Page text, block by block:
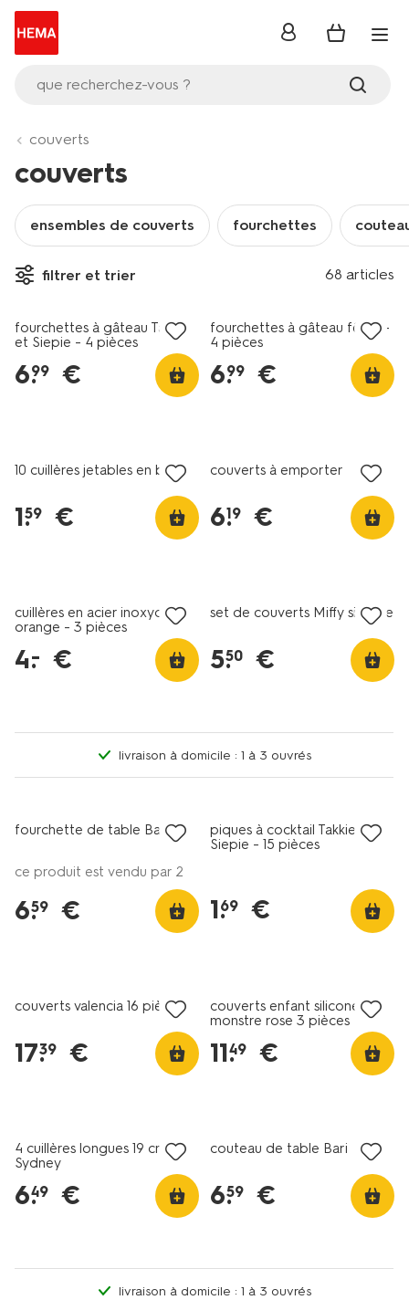
que recherchez-vous ?
se
couverts
couverts
ensembles de couverts fourchettes
filtrer et trier 68 articles
2+1 gratuit
fourchettes à gâteau Takkie
et Siepie - 4 pièces
6.
99 €
fourchettes à gâteau fêtes -
4 pièces
6.
99 €
10 cuillères jetables en bois
1.
59 €
couverts à emporter
6.
19 €
cuillères en acier inoxydable
orange - 3 pièces
4.
– €
set de couverts Miffy silicone
5.
50 €
livraison à domicile : 1 à 3 ouvrés
fourchette de table Bari
ce produit est vendu par 2
6.
59 €
piques à cocktail Takkie et
Siepie - 15 pièces
1.
69 €
couverts valencia 16 pièces
17.
39 €
couverts enfant silicone
monstre rose 3 pièces
11.
49 €
4 cuillères longues 19 cm
Sydney
6.
49 €
couteau de table Bari
6.
59 €
livraison à domicile : 1 à 3 ouvrés